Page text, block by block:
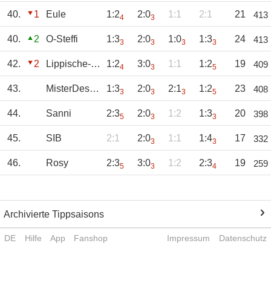
40. 1 Eule 1:24 2:03 1:1 2:1 21 413
40. 2 O-Steffi 1:33 2:03 1:03 1:33 24 413
42. 2 Lippische-Rose 1:24 3:03 1:1 1:25 19 409
43. MisterDesaster 1:33 2:03 2:13 1:25 23 408
44. Sanni 2:35 2:03 1:2 1:33 20 398
45. SIB 2:1 2:03 1:1 1:43 17 332
46. Rosy 2:35 3:03 1:2 2:34 19 259
Archivierte Tippsaisons
DE Hilfe App Fanshop Impressum Datenschutz